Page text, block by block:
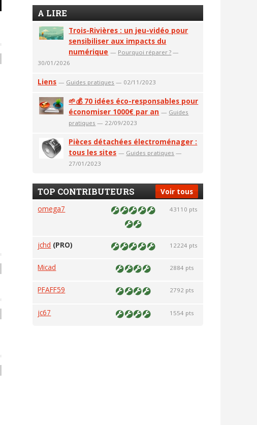
A LIRE
Trois-Rivières : un jeu-vidéo pour
sensibiliser aux impacts du
numérique — Pourquoi réparer ? —
30/01/2026
Liens — Guides pratiques — 02/11/2023
🌱💰 70 idées éco-responsables pour
économiser 1000€ par an — Guides
pratiques — 22/09/2023
Pièces détachées électroménager :
tous les sites — Guides pratiques —
27/01/2023
Voir tous
TOP CONTRIBUTEURS
omega7 43110 pts
jchd (PRO) 12224 pts
Micad 2884 pts
PFAFF59 2792 pts
jc67 1554 pts